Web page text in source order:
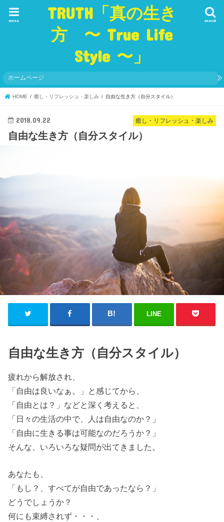
TRUTH「真の生き
方 〜 True Life
Style 〜」
search
menu
ホームページ
HOME 癒し・リフレッシュ・楽しみ 自由な生き方（自分スタイル）
癒し・リフレッシュ・楽しみ
2018.09.22
自由な生き方（自分スタイル）
LINE
自由な生き方（自分スタイル）
疲れから解放され、
「自由は良いなぁ。」と感じてから、
「自由とは？」などと深く考えると、
「日々の生活の中で、人は自由なのか？」
「自由に生きる事は可能なのだろうか？」
そんな、いろいろな疑問が出てきました。
あなたも、
「もし？、すべてが自由であったなら？」
どうでしょうか？
何にも束縛されず・・・、